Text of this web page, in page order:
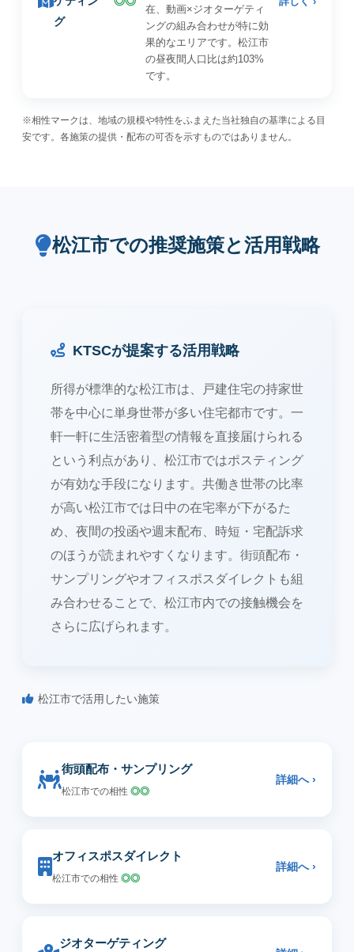
グ
在、動画×ジオターゲティ
ングの組み合わせが特に効
果的なエリアです。松江市
の昼夜間人口比は約103%
です。
※相性マークは、地域の規模や特性をふまえた当社独自の基準による目
安です。各施策の提供・配布の可否を示すものではありません。
松江市での推奨施策と活用戦略
KTSCが提案する活用戦略
所得が標準的な松江市は、戸建住宅の持家世
帯を中心に単身世帯が多い住宅都市です。一
軒一軒に生活密着型の情報を直接届けられる
という利点があり、松江市ではポスティング
が有効な手段になります。共働き世帯の比率
が高い松江市では日中の在宅率が下がるた
め、夜間の投函や週末配布、時短・宅配訴求
のほうが読まれやすくなります。街頭配布・
サンプリングやオフィスポスダイレクトも組
み合わせることで、松江市内での接触機会を
さらに広げられます。
松江市で活用したい施策
街頭配布・サンプリング
松江市での相性 ◎◎
詳細へ ›
オフィスポスダイレクト
松江市での相性 ◎◎
詳細へ ›
ジオターゲティング